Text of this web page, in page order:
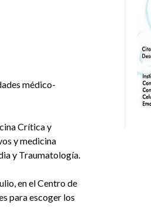
médico-
Crítica y
y medicina
y Traumatología.
en el Centro de
para escoger los